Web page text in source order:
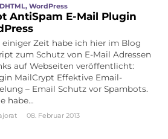
,WordPress
AntiSpam E-Mail Plugin
einiger Zeit habe ich hier im Blog
zum Schutz von E-Mail Adressen
auf Webseiten veröffentlicht:
MailCrypt Effektive Email-
– Email Schutz vor Spambots.
habe…
08. Februar 2013